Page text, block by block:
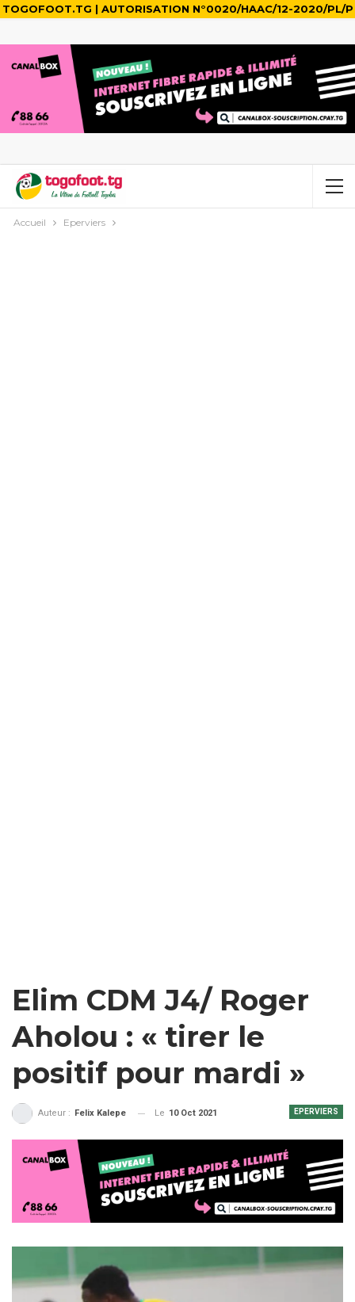
TOGOFOOT.TG | AUTORISATION N°0020/HAAC/12-2020/PL/P
Accueil Eperviers
Elim CDM J4/ Roger
Aholou : « tirer le
positif pour mardi »
EPERVIERS
Auteur : Felix Kalepe Le 10 Oct 2021